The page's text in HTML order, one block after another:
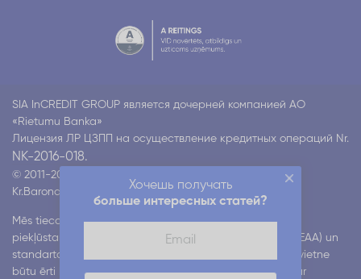
Хочешь получать
больше интересных статей?
SIA InCREDIT GROUP является дочерней компанией АО
«Rietumu Banka»
Лицензия ЛР ЦЗПП на осуществление кредитных операций Nr.
NK-2016-018.
© 2011-2026 Incredit
Kr.Barona 130 k4, Rīga LV-1012
Все права защищены
Mēs tiecamies nodrošināt mūsu digitālo pakalpojumu
piekļūstamību atbilstoši Eiropas piekļūstamības aktam (EAA) un
standartam EN 301 549. Mēs strādājam pie tā, lai mūsu vietne
būtu ērti lietojama visiem lietotājiem, tostarp cilvēkiem ar